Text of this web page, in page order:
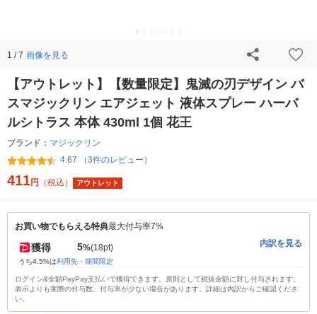
1 / 7 画像を見る
【アウトレット】【数量限定】鬼滅の刃デザイン バ
スマジックリン エアジェット 液体スプレー ハーバ
ルシトラス 本体 430ml 1個 花王
ブランド： マジックリン
4.67 （3件のレビュー）
411円 （税込） アウトレット
お買い物でもらえる特典最大付与率7%
獲得 5%(18pt)
うち4.5%は利用先・期間限定
内訳を見る
ログイン&全額PayPay支払いで獲得できます。原則として税抜金額に対し付与されます。
表示よりも実際の付与数、付与率が少ない場合があります。詳細は内訳からご確認くださ
い。